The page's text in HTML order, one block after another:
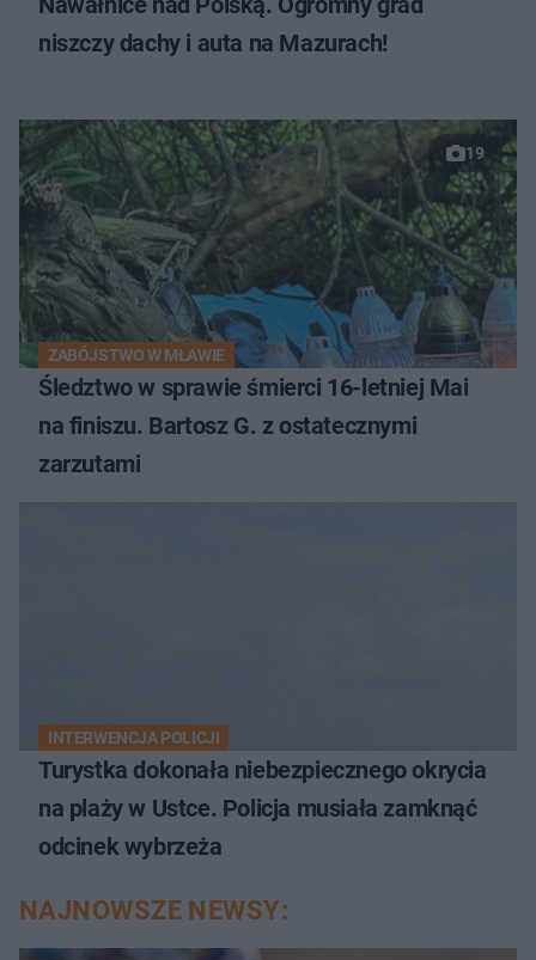
niszczy dachy i auta na Mazurach!
19
ZABÓJSTWO W MŁAWIE
Śledztwo w sprawie śmierci 16-letniej Mai
na finiszu. Bartosz G. z ostatecznymi
zarzutami
INTERWENCJA POLICJI
Turystka dokonała niebezpiecznego okrycia
na plaży w Ustce. Policja musiała zamknąć
odcinek wybrzeża
NAJNOWSZE NEWSY: